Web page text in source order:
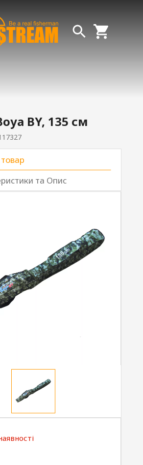
BY, 135 см
та Опис